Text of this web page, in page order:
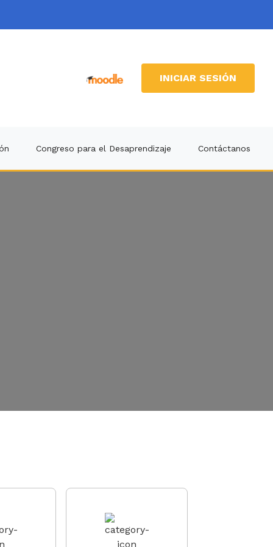
INICIAR SESIÓN
Congreso para el Desaprendizaje Contáctanos